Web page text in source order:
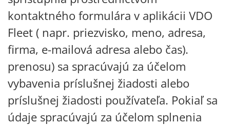
kontaktného formulára v aplikácii VDO
Fleet ( napr. priezvisko, meno, adresa,
firma, e-mailová adresa alebo čas).
prenosu) sa spracúvajú za účelom
vybavenia príslušnej žiadosti alebo
príslušnej žiadosti používateľa. Pokiaľ sa
údaje spracúvajú za účelom splnenia